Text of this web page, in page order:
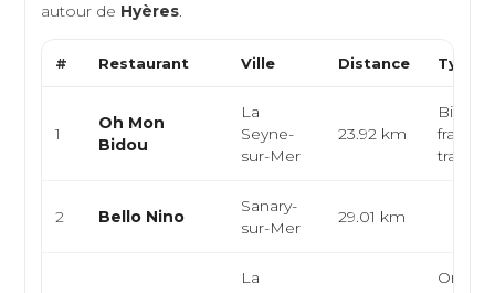
autour de Hyères.
# Restaurant Ville Distance Type
1
Oh Mon
Bidou
La
Seyne-
sur-Mer
23.92 km
2 Bello Nino
Sanary-
sur-Mer
29.01 km
La